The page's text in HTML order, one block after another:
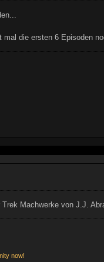
mal die ersten 6 Episoden
Machwerke von J.J.
now!